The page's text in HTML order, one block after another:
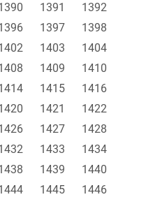
1391
1392
1397
1398
1403
1404
1409
1410
1415
1416
1421
1422
1427
1428
1433
1434
1439
1440
1445
1446